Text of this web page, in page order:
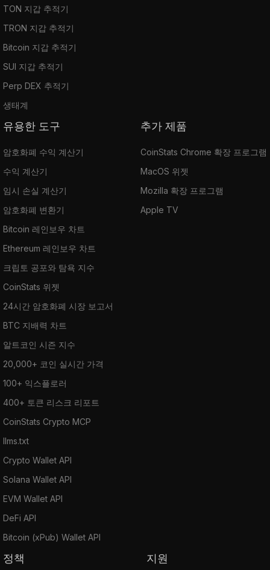
TON 지갑 추적기
TRON 지갑 추적기
Bitcoin 지갑 추적기
SUI 지갑 추적기
Perp DEX 추적기
생태계
유용한 도구
암호화폐 수익 계산기
수익 계산기
임시 손실 계산기
암호화폐 변환기
Bitcoin 레인보우 차트
Ethereum 레인보우 차트
크립토 공포와 탐욕 지수
CoinStats 위젯
24시간 암호화폐 시장 보고서
BTC 지배력 차트
알트코인 시즌 지수
20,000+ 코인 실시간 가격
100+ 익스플로러
400+ 토큰 리스크 리포트
CoinStats Crypto MCP
llms.txt
Crypto Wallet API
Solana Wallet API
EVM Wallet API
DeFi API
Bitcoin (xPub) Wallet API
추가 제품
CoinStats Chrome 확장 프로그램
MacOS 위젯
Mozilla 확장 프로그램
Apple TV
정책 지원